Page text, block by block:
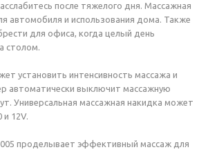
после тяжелого дня. Массажная
автомобиля и использования дома. Также
для офиса, когда целый день
столом.
установить интенсивность массажа и
автоматически выключит массажную
Универсальная массажная накидка может
и 12V.
проделывает эффективный массаж для